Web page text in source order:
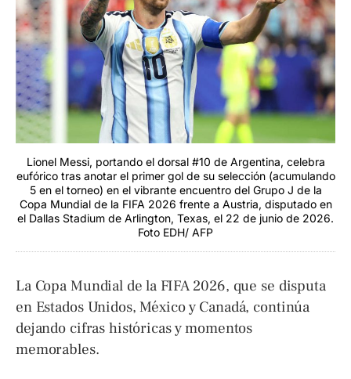
Lionel Messi, portando el dorsal #10 de Argentina, celebra
eufórico tras anotar el primer gol de su selección (acumulando
5 en el torneo) en el vibrante encuentro del Grupo J de la
Copa Mundial de la FIFA 2026 frente a Austria, disputado en
el Dallas Stadium de Arlington, Texas, el 22 de junio de 2026.
Foto EDH/ AFP
La Copa Mundial de la FIFA 2026, que se disputa
en Estados Unidos, México y Canadá, continúa
dejando cifras históricas y momentos
memorables.